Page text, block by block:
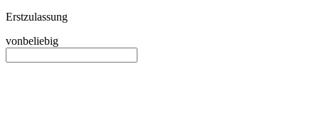
Erstzulassung
vonbeliebig